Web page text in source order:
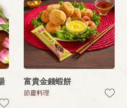
富貴金錢蝦餅
節慶料理